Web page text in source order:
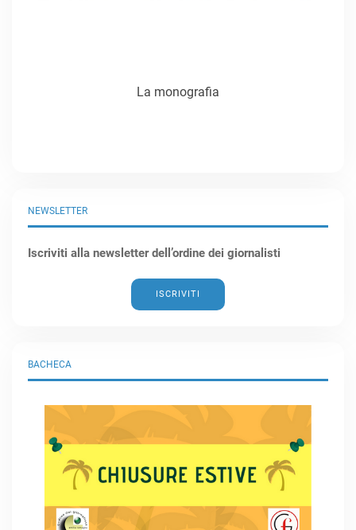
BACHECA
NEWSLETTER
Iscriviti alla newsletter dell’ordine dei giornalisti
ISCRIVITI
La monografia